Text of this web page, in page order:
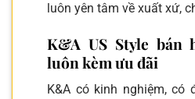
luôn yên tâm về xuất xứ,
K&A US Style bán
luôn kèm ưu đãi
K&A có kinh nghiệm, có